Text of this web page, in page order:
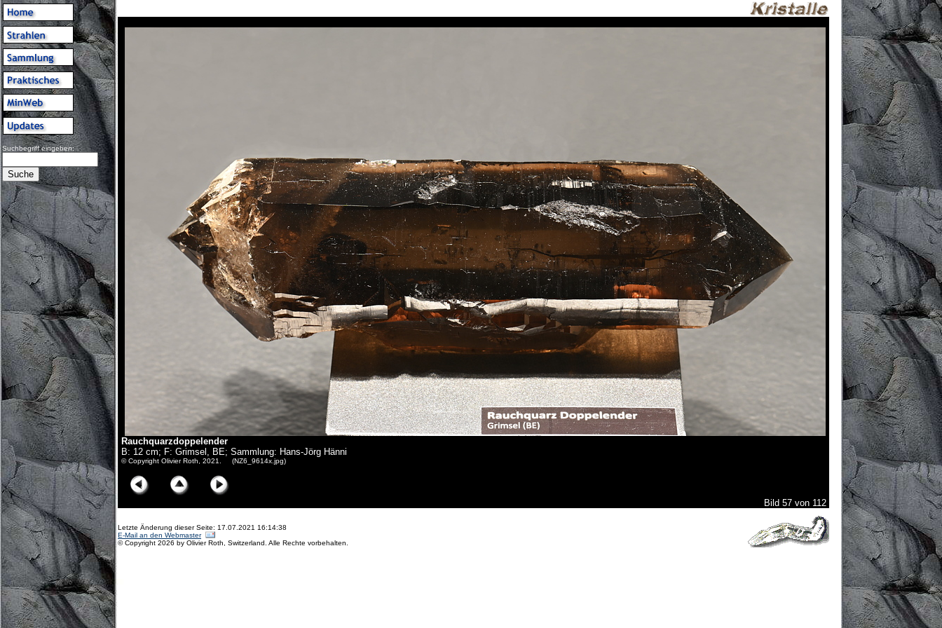
Suchbegriff eingeben:
Rauchquarzdoppelender
B: 12 cm; F: Grimsel, BE; Sammlung: Hans-Jörg Hänni
© Copyright Olivier Roth, 2021. (NZ6_9614x.jpg)
Bild 57 von 112
Letzte Änderung dieser Seite: 17.07.2021 16:14:38
E-Mail an den Webmaster
© Copyright 2026 by Olivier Roth, Switzerland. Alle Rechte vorbehalten.